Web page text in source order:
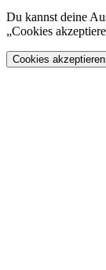
Du kannst deine
„Cookies
Cookies akzeptieren